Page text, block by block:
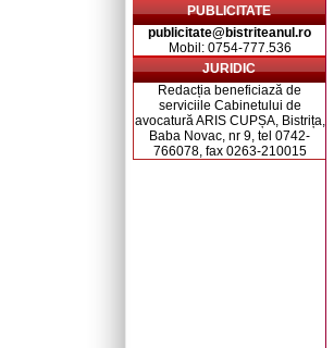
PUBLICITATE
publicitate@bistriteanul.ro
Mobil: 0754-777.536
JURIDIC
Redacția beneficiază de
serviciile Cabinetului de
avocatură ARIS CUPȘA, Bistrița,
Baba Novac, nr 9, tel 0742-
766078, fax 0263-210015